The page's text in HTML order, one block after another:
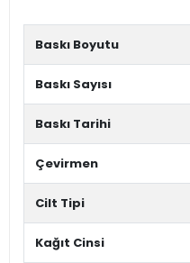
Baskı Boyutu
Baskı Sayısı
Baskı Tarihi
Çevirmen
Cilt Tipi
Kağıt Cinsi